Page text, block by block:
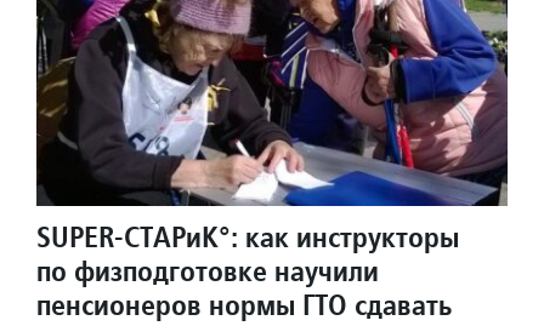
SUPER-СТАРиК°: как инструкторы
по физподготовке научили
пенсионеров нормы ГТО сдавать